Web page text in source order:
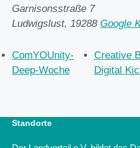
Garnisonsstraße 7
Ludwigslust, 19288 Google
ComYOUnity-
Deep-Woche
Creative
Digital
Standorte